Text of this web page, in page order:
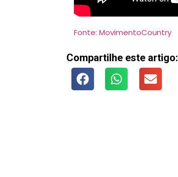
Fonte: MovimentoCountry
Compartilhe este artigo: